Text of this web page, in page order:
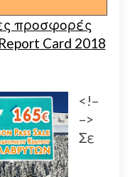
προσφορές
Card 2018
<!–
–>
Σε